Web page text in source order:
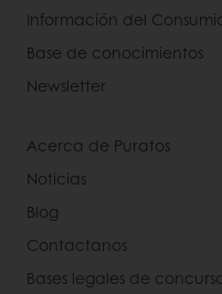
Información del
Base de conocimientos
Newsletter
Acerca de Puratos
Noticias
Blog
Contactanos
Bases legales de